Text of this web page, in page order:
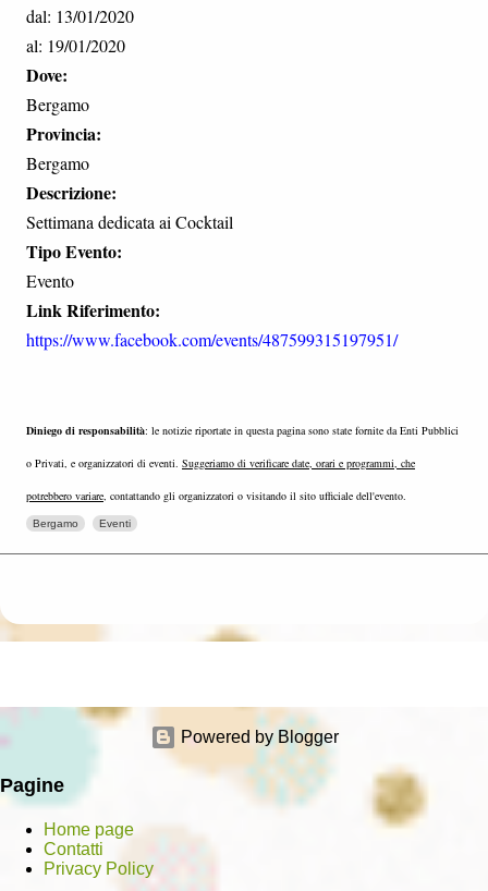
dal: 13/01/2020
al: 19/01/2020
Dove:
Bergamo
Provincia:
Bergamo
Descrizione:
Settimana dedicata ai Cocktail
Tipo Evento:
Evento
Link Riferimento:
https://www.facebook.com/events/487599315197951/
Diniego di responsabilità: le notizie riportate in questa pagina sono state fornite da Enti Pubblici
o Privati, e organizzatori di eventi. Suggeriamo di verificare date, orari e programmi, che
potrebbero variare, contattando gli organizzatori o visitando il sito ufficiale dell'evento.
Bergamo Eventi
Powered by Blogger
Pagine
Home page
Contatti
Privacy Policy